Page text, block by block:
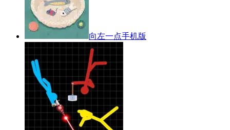
向左一点手机版